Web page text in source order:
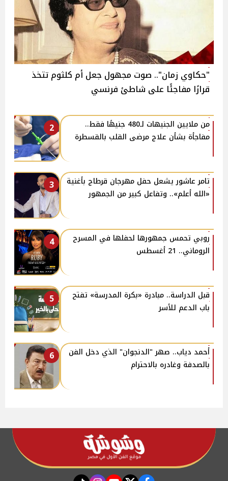
"حكاوي زمان".. صوت مجهول جعل أم كلثوم تتخذ
قرارًا مفاجئًا على شاطئ فرنسي
2
من ملايين الجنيهات لـ480 جنيهًا فقط..
مفاجأة بشأن علاج مرضى القلب بالقسطرة
3
تامر عاشور يشعل حفل مهرجان قرطاج بأغنية
«الله أعلم».. وتفاعل كبير من الجمهور
4
روبي تحمس جمهورها لحفلها في المسرح
الروماني.. 21 أغسطس
5
قبل الدراسة.. مبادرة «بكرة المدرسة» تفتح
باب الدعم للأسر
6
أحمد دياب.. صهر "الدنجوان" الذي دخل الفن
بالصدفة وغادره بالاحترام